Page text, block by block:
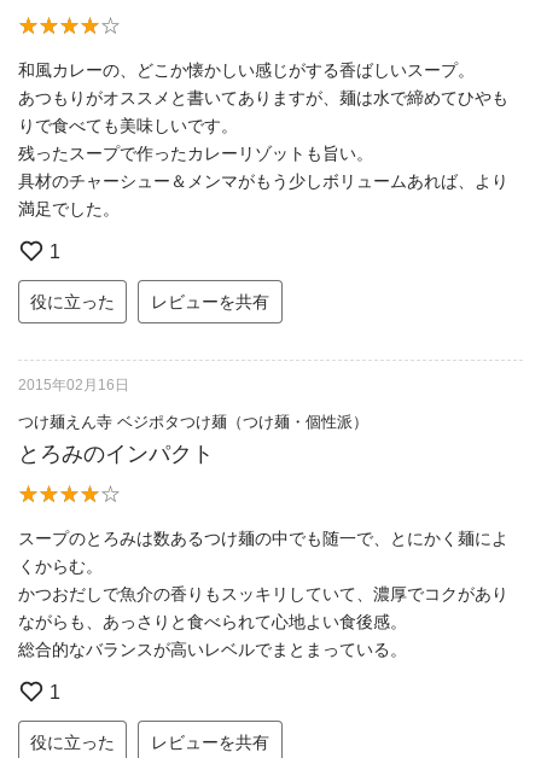
和風カレーの、どこか懐かしい感じがする香ばしいスープ。
あつもりがオススメと書いてありますが、麺は水で締めてひやも
りで食べても美味しいです。
残ったスープで作ったカレーリゾットも旨い。
具材のチャーシュー＆メンマがもう少しボリュームあれば、より
満足でした。
1
役に立った レビューを共有
2015年02月16日
つけ麺えん寺 ベジポタつけ麺（つけ麺・個性派）
とろみのインパクト
スープのとろみは数あるつけ麺の中でも随一で、とにかく麺によ
くからむ。
かつおだしで魚介の香りもスッキリしていて、濃厚でコクがあり
ながらも、あっさりと食べられて心地よい食後感。
総合的なバランスが高いレベルでまとまっている。
1
役に立った レビューを共有